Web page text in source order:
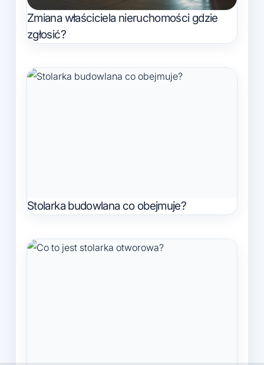
Zmiana właściciela nieruchomości gdzie
zgłosić?
Stolarka budowlana co obejmuje?